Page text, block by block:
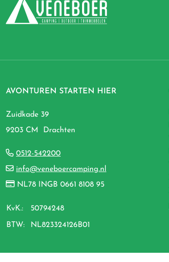
AVONTUREN STARTEN HIER
Zuidkade 39
9203 CM Drachten
0512-542200
info@veneboercamping.nl
NL78 INGB 0661 8108 95
KvK.: 50794248
BTW: NL823324126B01